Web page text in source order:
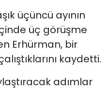
üçüncü ayının
üç görüşme
Erhürman, bir
kaydetti.
adımlar